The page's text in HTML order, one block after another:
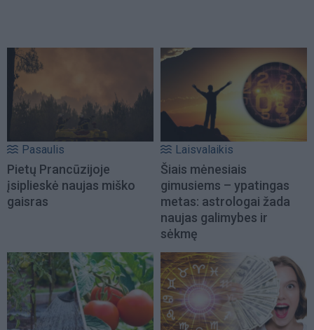
Pasaulis
Pietų Prancūzijoje
įsiplieskė naujas miško
gaisras
Laisvalaikis
Šiais mėnesiais
gimusiems – ypatingas
metas: astrologai žada
naujas galimybes ir
sėkmę